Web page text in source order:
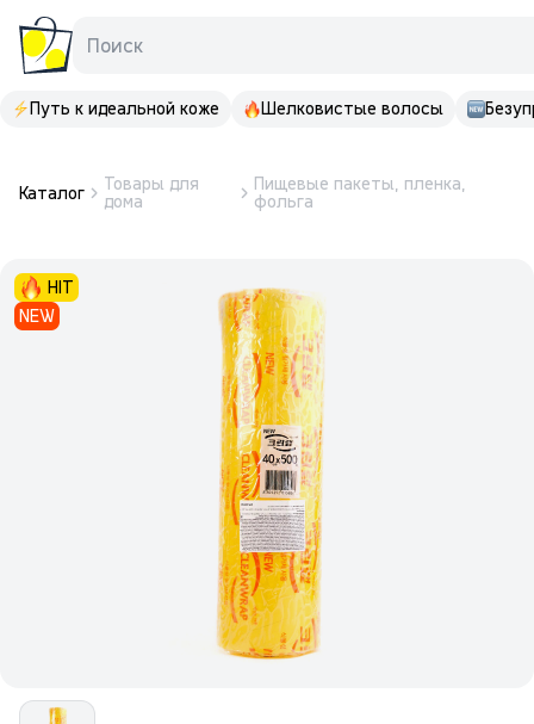
Поиск
Путь к идеальной коже Шелковистые волосы
Каталог
Товары для
дома
Пищевые пакеты, пленка,
фольга
HIT
NEW